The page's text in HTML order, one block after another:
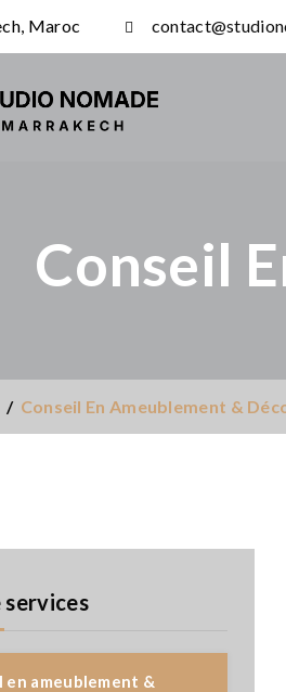
Maroc
Conseil
/ Conseil En Ameublement &
services
en ameublement &